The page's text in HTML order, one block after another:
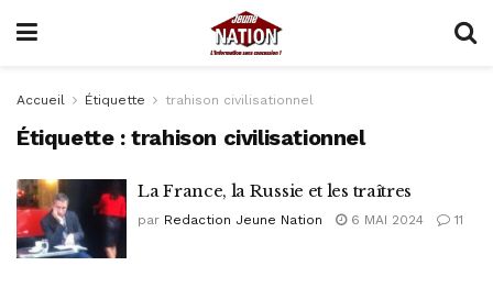
Accueil Étiquette trahison civilisationnel
Étiquette :trahison civilisationnel
La France, la Russie et les traîtres
par Redaction Jeune Nation 6 MAI 2024 11